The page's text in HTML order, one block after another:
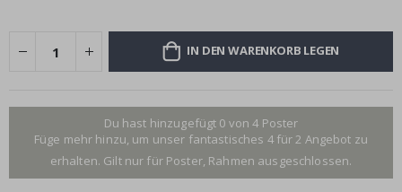
IN DEN WARENKORB LEGEN
Du hast hinzugefügt 0 von 4 Poster
Füge mehr hinzu, um unser fantastisches 4 für 2 Angebot zu
erhalten. Gilt nur für Poster, Rahmen ausgeschlossen.